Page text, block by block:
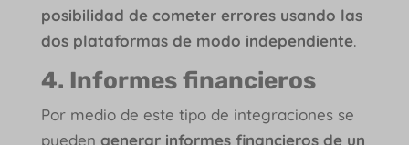
posibilidad de cometer errores usando las
dos plataformas de modo independiente.
4. Informes financieros
Por medio de este tipo de integraciones se
pueden generar informes financieros de un